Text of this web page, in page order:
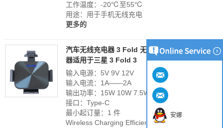
工作温度：-20℃至55℃
用途：用于手机无线充电
更多的
汽车无线充电器 3 Fold 无线充电器定制无线充电
器适用于三星 3 Fold 3
输入电源：5V 9V 12V
输入电流：1A——2A
输出功率：15W 10W 7.5W
接口：Type-C
最小起订量：1 件
Wireless Charging Efficiency:>80%
安娜